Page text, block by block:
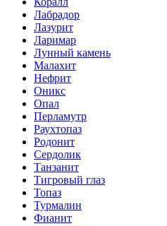
Лабрадор
Лазурит
Ларимар
Лунный камень
Малахит
Нефрит
Оникс
Опал
Перламутр
Раухтопаз
Родонит
Сердолик
Танзанит
Тигровый глаз
Топаз
Турмалин
Фианит